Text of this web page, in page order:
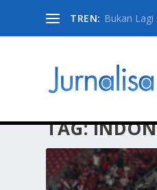
TREN: Bukan Lagi
TAG: